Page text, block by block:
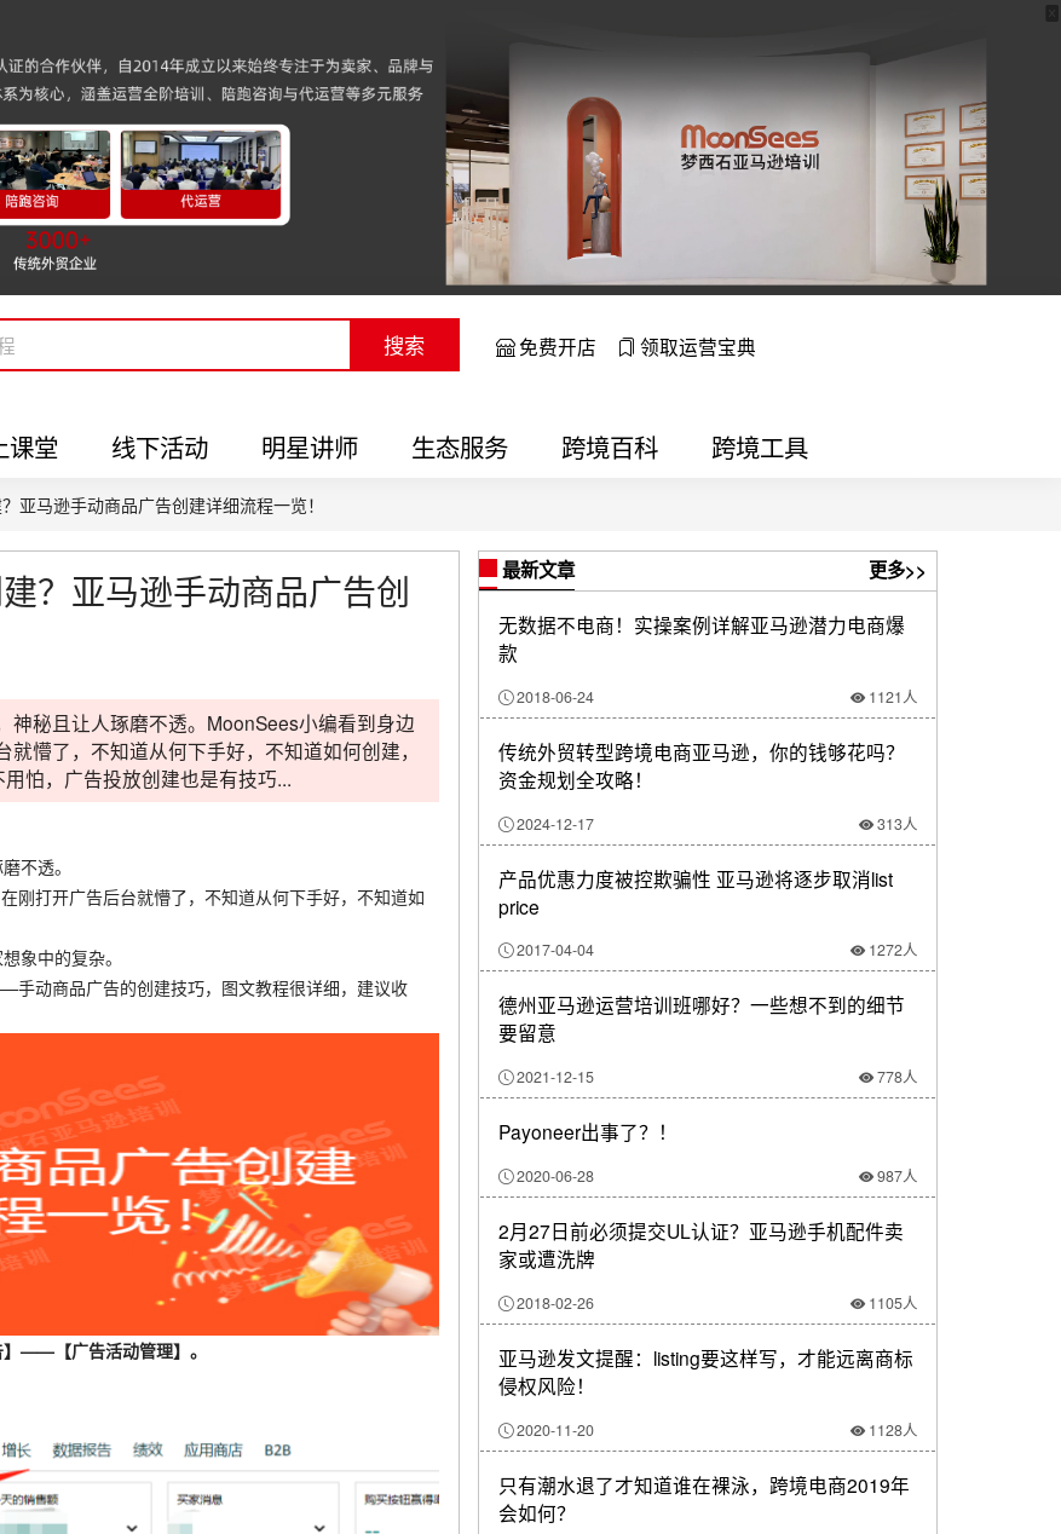
搜索 免费开店 领取运营宝典
课堂 线下活动 明星讲师 生态服务 跨境百科 跨境工具
亚马逊手动商品广告创建详细流程一览！
？亚马逊手动商品广告创
秘且让人琢磨不透。MoonSees小编看到身边
懵了，不知道从何下手好，不知道如何创建，
怕，广告投放创建也是有技巧...
不透。
刚打开广告后台就懵了，不知道从何下手好，不知道如
象中的复杂。
动商品广告的创建技巧，图文教程很详细，建议收
——【广告活动管理】。
最新文章 更多>>
无数据不电商！实操案例详解亚马逊潜力电商爆
款
2018-06-24 1121人
传统外贸转型跨境电商亚马逊，你的钱够花吗？
资金规划全攻略！
2024-12-17 313人
产品优惠力度被控欺骗性 亚马逊将逐步取消list
price
2017-04-04 1272人
德州亚马逊运营培训班哪好？一些想不到的细节
要留意
2021-12-15 778人
Payoneer出事了？！
2020-06-28 987人
2月27日前必须提交UL认证？亚马逊手机配件卖
家或遭洗牌
2018-02-26 1105人
亚马逊发文提醒：listing要这样写，才能远离商标
侵权风险！
2020-11-20 1128人
只有潮水退了才知道谁在裸泳，跨境电商2019年
会如何？